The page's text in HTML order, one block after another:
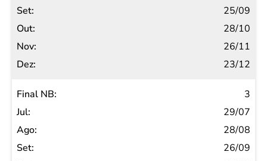
25/09
28/10
26/11
23/12
3
29/07
28/08
26/09